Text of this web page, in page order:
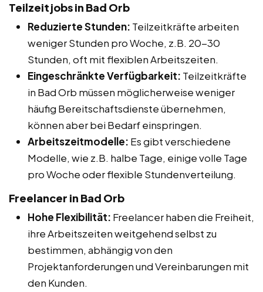
Teilzeitjobs in Bad Orb
Reduzierte Stunden: Teilzeitkräfte arbeiten
weniger Stunden pro Woche, z.B. 20-30
Stunden, oft mit flexiblen Arbeitszeiten.
Eingeschränkte Verfügbarkeit: Teilzeitkräfte
in Bad Orb müssen möglicherweise weniger
häufig Bereitschaftsdienste übernehmen,
können aber bei Bedarf einspringen.
Arbeitszeitmodelle: Es gibt verschiedene
Modelle, wie z.B. halbe Tage, einige volle Tage
pro Woche oder flexible Stundenverteilung.
Freelancer in Bad Orb
Hohe Flexibilität: Freelancer haben die Freiheit,
ihre Arbeitszeiten weitgehend selbst zu
bestimmen, abhängig von den
Projektanforderungen und Vereinbarungen mit
den Kunden.